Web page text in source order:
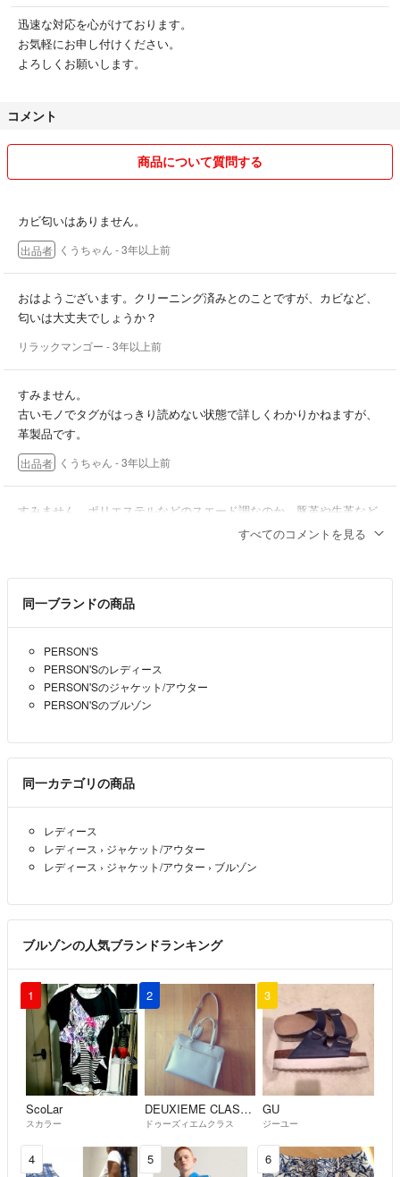
迅速な対応を心がけております。
お気軽にお申し付けください。
よろしくお願いします。
コメント
商品について質問する
カビ匂いはありません。
出品者 くうちゃん - 3年以上前
おはようございます。クリーニング済みとのことですが、カビなど、
匂いは大丈夫でしょうか？
リラックマンゴー - 3年以上前
すみません。
古いモノでタグがはっきり読めない状態で詳しくわかりかねますが、
革製品です。
出品者 くうちゃん - 3年以上前
すみません。ポリエステルなどのスエード調なのか、豚革や牛革など
はじめまして。
本革では無く、スエード生地です。
出品者 くうちゃん
はじめまして。こちらの素材は本革でしょうか？
すべてのコメントを見る
同一ブランドの商品
PERSON'S
PERSON'Sのレディース
PERSON'Sのジャケット/アウター
PERSON'Sのブルゾン
同一カテゴリの商品
レディース
レディース › ジャケット/アウター
レディース › ジャケット/アウター › ブルゾン
ブルゾンの人気ブランドランキング
1
ScoLar
スカラー
2
DEUXIEME CLASSE
ドゥーズィエムクラス
3
GU
ジーユー
4 5 6